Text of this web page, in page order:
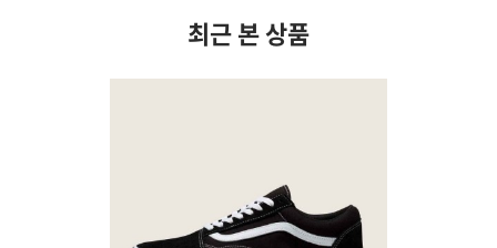
최근 본 상품